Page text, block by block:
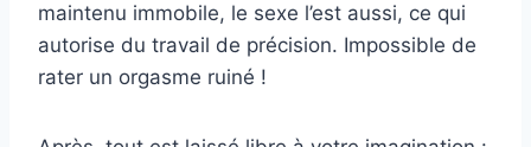
maintenu immobile, le sexe l’est aussi, ce qui
autorise du travail de précision. Impossible de
rater un orgasme ruiné !